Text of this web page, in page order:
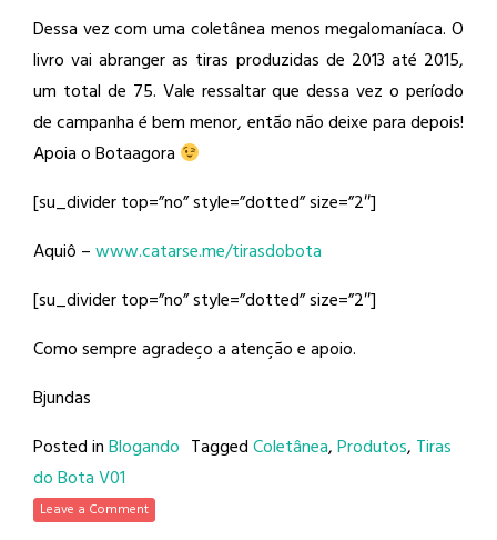
Dessa vez com uma coletânea menos megalomaníaca. O
livro vai abranger as tiras produzidas de 2013 até 2015,
um total de 75. Vale ressaltar que dessa vez o período
de campanha é bem menor, então não deixe para depois!
Apoia o Botaagora
[su_divider top=”no” style=”dotted” size=”2″]
Aquiô –www.catarse.me/tirasdobota
[su_divider top=”no” style=”dotted” size=”2″]
Como sempre agradeço a atenção e apoio.
Bjundas
Posted inBlogando TaggedColetânea,Produtos, Tiras
do Bota V01
Leave a Comment